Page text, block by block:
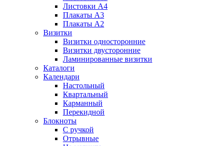
Листовки А4
Плакаты А3
Плакаты А2
Визитки
Визитки односторонние
Визитки двусторонние
Ламинированные визитки
Каталоги
Календари
Настольный
Квартальный
Карманный
Перекидной
Блокноты
С ручкой
Отрывные